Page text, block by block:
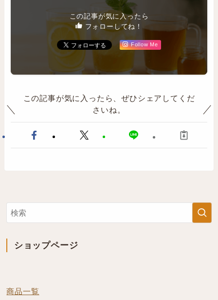
この記事が気に入ったら
フォローしてね！
Follow Me
この記事が気に入ったら、ぜひシェアしてくだ
さいね。
ショップページ
商品一覧